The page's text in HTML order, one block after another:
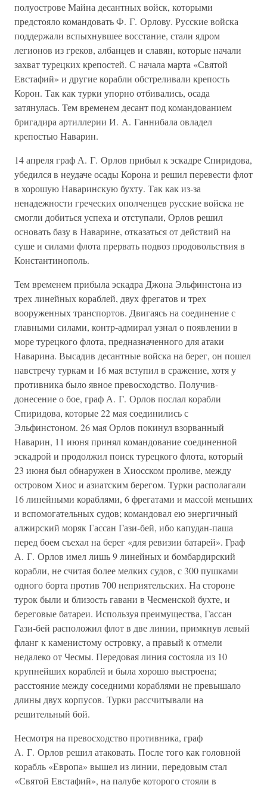
полуострове Майна десантных войск, которыми
предстояло командовать Ф. Г. Орлову. Русские войска
поддержали вспыхнувшее восстание, стали ядром
легионов из греков, албанцев и славян, которые начали
захват турецких крепостей. С начала марта «Святой
Евстафий» и другие корабли обстреливали крепость
Корон. Так как турки упорно отбивались, осада
затянулась. Тем временем десант под командованием
бригадира артиллерии И. А. Ганнибала овладел
крепостью Наварин.
14 апреля граф А. Г. Орлов прибыл к эскадре Спиридова,
убедился в неудаче осады Корона и решил перевести флот
в хорошую Наваринскую бухту. Так как из-за
ненадежности греческих ополченцев русские войска не
смогли добиться успеха и отступали, Орлов решил
основать базу в Наварине, отказаться от действий на
суше и силами флота прервать подвоз продовольствия в
Константинополь.
Тем временем прибыла эскадра Джона Эльфинстона из
трех линейных кораблей, двух фрегатов и трех
вооруженных транспортов. Двигаясь на соединение с
главными силами, контр-адмирал узнал о появлении в
море турецкого флота, предназначенного для атаки
Наварина. Высадив десантные войска на берег, он пошел
навстречу туркам и 16 мая вступил в сражение, хотя у
противника было явное превосходство. Получив-
донесение о бое, граф А. Г. Орлов послал корабли
Спиридова, которые 22 мая соединились с
Эльфинстоном. 26 мая Орлов покинул взорванный
Наварин, 11 июня принял командование соединенной
эскадрой и продолжил поиск турецкого флота, который
23 июня был обнаружен в Хиосском проливе, между
островом Хиос и азиатским берегом. Турки располагали
16 линейными кораблями, 6 фрегатами и массой меньших
и вспомогательных судов; командовал ею энергичный
алжирский моряк Гассан Гази-бей, ибо капудан-паша
перед боем съехал на берег «для ревизии батарей». Граф
А. Г. Орлов имел лишь 9 линейных и бомбардирский
корабли, не считая более мелких судов, с 300 пушками
одного борта против 700 неприятельских. На стороне
турок были и близость гавани в Чесменской бухте, и
береговые батареи. Используя преимущества, Гассан
Гази-бей расположил флот в две линии, примкнув левый
фланг к каменистому островку, а правый к отмели
недалеко от Чесмы. Передовая линия состояла из 10
крупнейших кораблей и была хорошо выстроена;
расстояние между соседними кораблями не превышало
длины двух корпусов. Турки рассчитывали на
решительный бой.
Несмотря на превосходство противника, граф
А. Г. Орлов решил атаковать. После того как головной
корабль «Европа» вышел из линии, передовым стал
«Святой Евстафий», на палубе которого стояли в